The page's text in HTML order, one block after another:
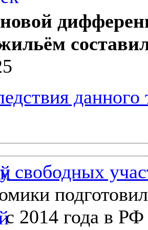
данного
свободных
с 2014 года в